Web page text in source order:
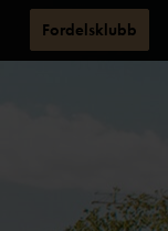
Fordelsklubb